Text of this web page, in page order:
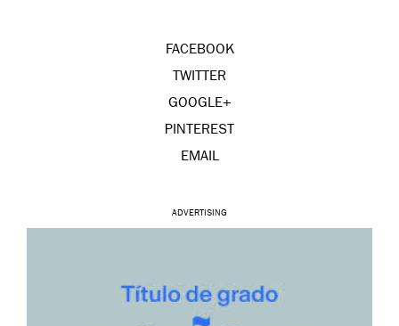
FACEBOOK
TWITTER
GOOGLE+
PINTEREST
EMAIL
ADVERTISING